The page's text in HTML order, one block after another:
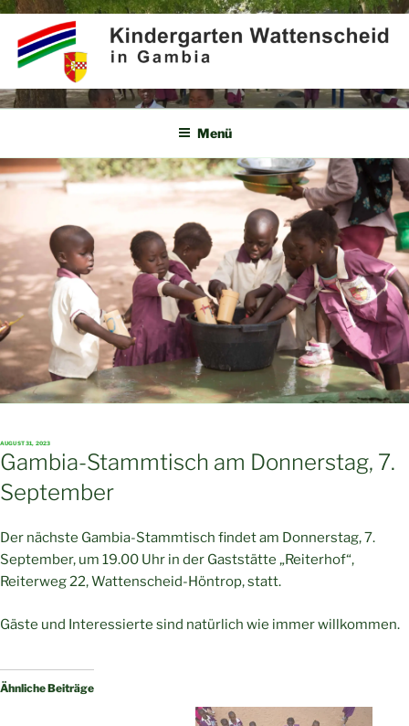
Zum
Inhalt
springen
KINDERGARTEN
WATTENSCHEID IN GAMBIA
Partner für Afrika e.V.
Menü
VERÖFFENTLICHT
AUGUST 31, 2023
Gambia-Stammtisch am Donnerstag, 7.
September
Der nächste Gambia-Stammtisch findet am Donnerstag, 7.
September, um 19.00 Uhr in der Gaststätte „Reiterhof“,
Reiterweg 22, Wattenscheid-Höntrop, statt.
Gäste und Interessierte sind natürlich wie immer willkommen.
Ähnliche Beiträge